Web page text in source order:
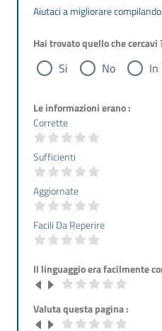
Aiutaci a migliorare
Hai trovato quello che cercavi
Si No In
Le informazioni erano :
Corrette
Sufficienti
Aggiornate
Facili Da Reperire
Il linguaggio era facilmente
Valuta questa pagina :